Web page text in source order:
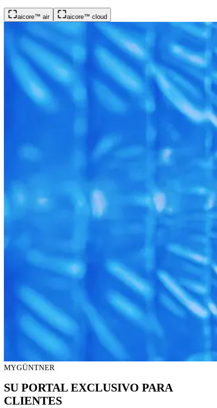
aicore™ air aicore™ cloud
MYGÜNTNER
SU PORTAL EXCLUSIVO PARA
CLIENTES